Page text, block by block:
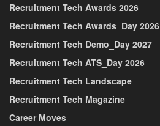
Recruitment Tech Awards 2026
Recruitment Tech Awards_Day 2026
Recruitment Tech Demo_Day 2027
Recruitment Tech ATS_Day 2026
Recruitment Tech Landscape
Recruitment Tech Magazine
Career Moves